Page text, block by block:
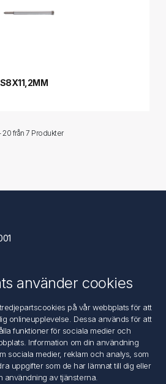
20 från7 Produkter
använder cookies
på vår webbplats för att
onlineupplevelse. Dessa används för att
funktioner för sociala medier och
Information om din användning
sociala medier, reklam och analys, som
uppgifter som de har lämnat till dig eller
användning av tjänsterna.